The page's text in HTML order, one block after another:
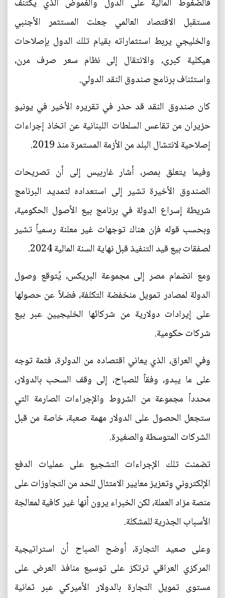
مستقبل الاقتصاد العالمي جعلت المستثمر الأجنبي
والخليجي يربط استثماراته بقيام تلك الدول بإصلاحات
هيكلية كبرى، والانتقال إلى نظام سعر صرف مرن،
واستئناف برنامج صندوق النقد الدولي.
كان صندوق النقد قد حذر في تقريره الأخير في يونيو
حزيران من تقاعس السلطات اللبنانية عن اتخاذ إجراءات
إصلاحية لانتشال البلد من الأزمة المستمرة منذ 2019.
وفيما يتعلق بمصر، أشار غاربيس إلى أن تصريحات
الصندوق الأخيرة تشير إلى استعداده لتمديد البرنامج
شريطة إسراع الدولة في برنامج بيع الأصول الحكومية،
وبحسب قوله فإن هناك توجهات غير معلنة رسمياً تشير
لصفقات بيع قيد التنفيذ قبل نهاية السنة المالية 2024.
ومع انضمام مصر إلى مجموعة البريكس، يُتوقع وصول
الدولة لمصادر تمويل منخفضة التكلفة، فضلاً عن حصولها
على إيرادات دولارية من شركائها الخليجيين عبر بيع
شركات حكومية.
وفي العراق، الذي يعاني اقتصاده من الدولرة، فثمة توجه
على ما يبدو، وفقاً للصباح، إلى وقف السحب بالدولار،
محدداً مجموعة من الشروط والإجراءات الصارمة التي
ستجعل الحصول على الدولار مهمة صعبة، خاصة من قبل
الشركات المتوسطة والصغيرة.
تضمنت تلك الإجراءات التشجيع على عمليات الدفع
الإلكتروني وتعزيز معايير الامتثال للحد من التجاوزات على
منصة مزاد العملة، لكن الخبراء يرون أنها غير كافية لمعالجة
الأسباب الجذرية للمشكلة.
وعلى صعيد التجارة، أوضح الصباح أن استراتيجية
المركزي العراقي ترتكز على توسيع منافذ العرض على
مستوى تمويل التجارة بالدولار الأميركي عبر ثمانية